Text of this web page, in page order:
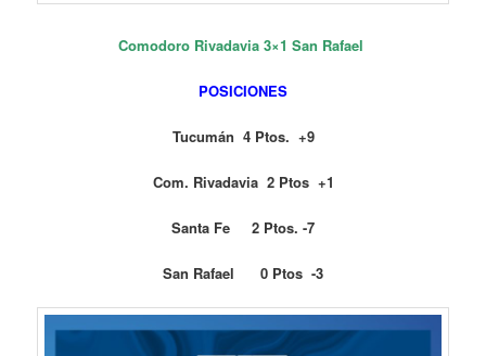
Comodoro Rivadavia 3×1 San Rafael
POSICIONES
Tucumán 4 Ptos. +9
Com. Rivadavia 2 Ptos +1
Santa Fe 2 Ptos. -7
San Rafael 0 Ptos -3